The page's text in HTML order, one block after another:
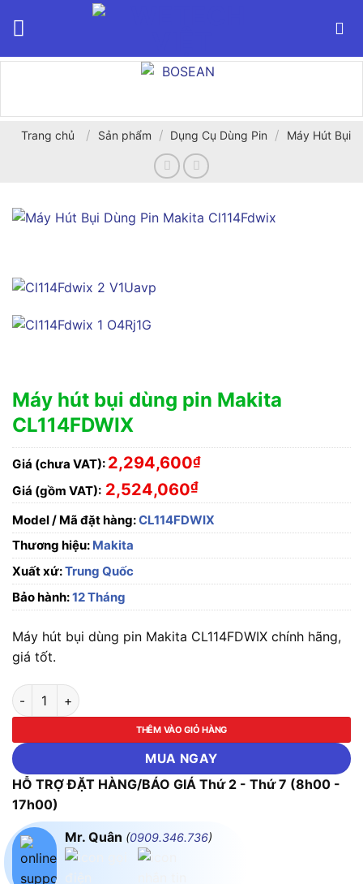
Trang chủ / Sản phẩm / Dụng Cụ Dùng Pin / Máy Hút Bụi
Máy hút bụi dùng pin Makita
CL114FDWIX
Giá (chưa VAT): 2,294,600₫
Giá (gồm VAT): 2,524,060₫
Model / Mã đặt hàng:CL114FDWIX
Thương hiệu: Makita
Xuất xứ:Trung Quốc
Bảo hành:12 Tháng
Máy hút bụi dùng pin Makita CL114FDWIX chính hãng,
giá tốt.
Máy hút bụi dùng pin Makita CL114FDWIX số lượng
THÊM VÀO GIỎ HÀNG
MUA NGAY
HỖ TRỢ ĐẶT HÀNG/BÁO GIÁ Thứ 2 - Thứ 7 (8h00 -
17h00)
Mr. Quân (0909.346.736)